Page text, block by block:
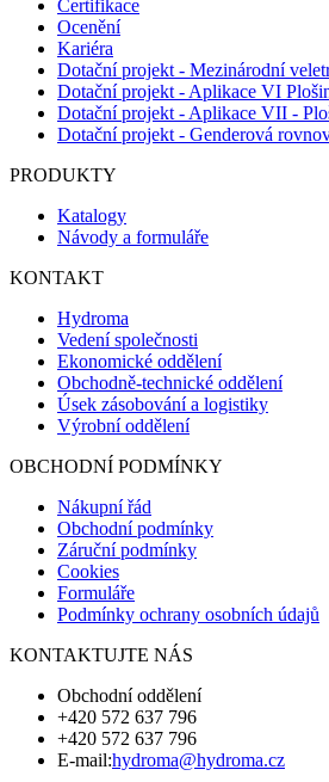
Certifikace
Ocenění
Kariéra
Dotační projekt - Mezinárodní
Dotační projekt - Aplikace VI
Dotační projekt - Aplikace VII -
Dotační projekt - Genderová
PRODUKTY
Katalogy
Návody a formuláře
KONTAKT
Hydroma
Vedení společnosti
Ekonomické oddělení
Obchodně-technické oddělení
Úsek zásobování a logistiky
Výrobní oddělení
OBCHODNÍ PODMÍNKY
Nákupní řád
Obchodní podmínky
Záruční podmínky
Cookies
Formuláře
Podmínky ochrany osobních údajů
KONTAKTUJTE NÁS
Obchodní oddělení
+420 572 637 796
+420 572 637 796
E-mail:hydroma@hydroma.cz